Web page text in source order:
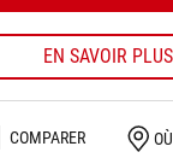
EN SAVOIR PLUS
COMPARER